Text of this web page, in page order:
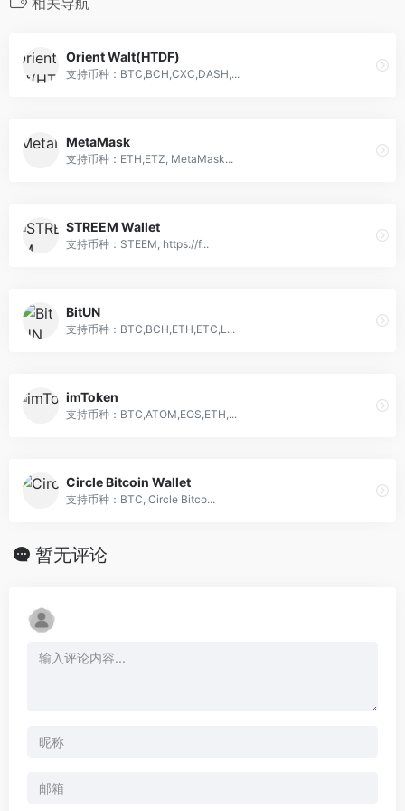
Orient Walt(HTDF)
支持币种：BTC,BCH,CXC,DASH,...
MetaMask
支持币种：ETH,ETZ, MetaMask...
STREEM Wallet
支持币种：STEEM, https://f...
BitUN
支持币种：BTC,BCH,ETH,ETC,L...
imToken
支持币种：BTC,ATOM,EOS,ETH,...
Circle Bitcoin Wallet
支持币种：BTC, Circle Bitco...
暂无评论